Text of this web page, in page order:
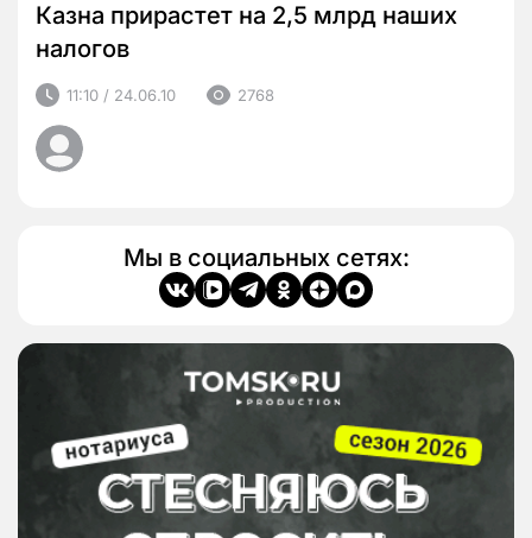
Казна прирастет на 2,5 млрд наших
налогов
11:10 / 24.06.10 2768
Мы в социальных сетях: